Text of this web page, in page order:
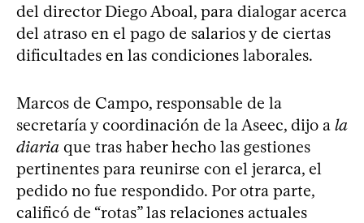
del director Diego Aboal, para dialogar acerca
del atraso en el pago de salarios y de ciertas
dificultades en las condiciones laborales.
Marcos de Campo, responsable de la
secretaría y coordinación de la Aseec, dijo a la
diaria que tras haber hecho las gestiones
pertinentes para reunirse con el jerarca, el
pedido no fue respondido. Por otra parte,
calificó de “rotas” las relaciones actuales